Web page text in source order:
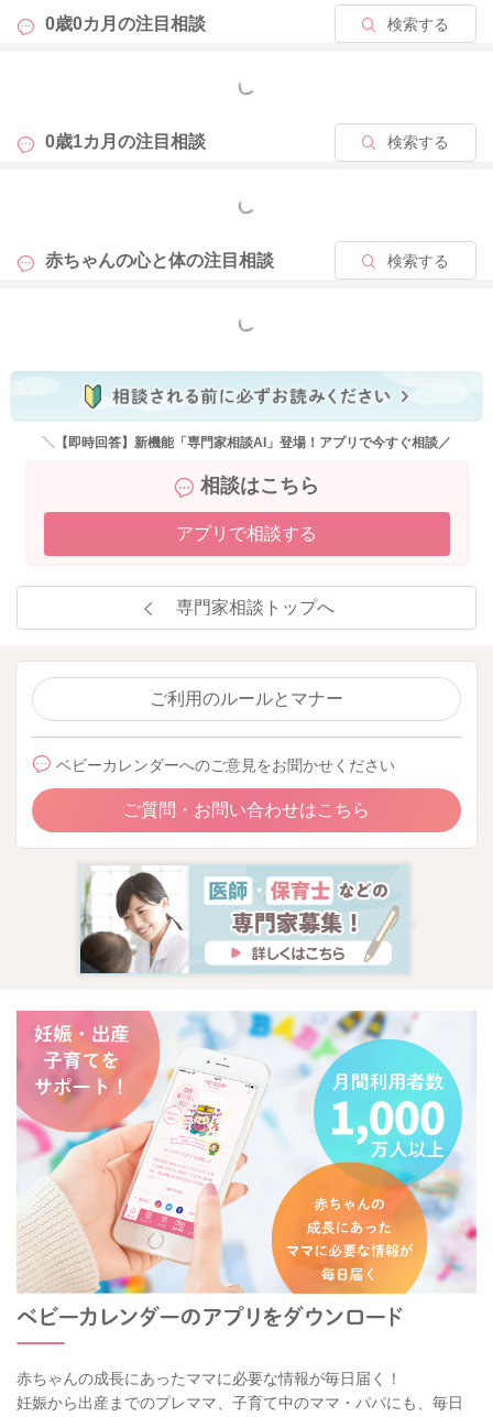
0歳0カ月の注目相談 検索する
もっと見る
0歳1カ月の注目相談 検索する
もっと見る
赤ちゃんの心と体の注目相談 検索する
もっと見る
＼【即時回答】新機能「専門家相談AI」登場！アプリで今すぐ相談／
相談はこちら
アプリで相談する
専門家相談トップへ
ご利用のルールとマナー
ベビーカレンダーへのご意見をお聞かせください
ご質問・お問い合わせはこちら
赤ちゃんの成長にあったママに必要な情報が毎日届く！
妊娠から出産までのプレママ、子育て中のママ・パパにも、毎日